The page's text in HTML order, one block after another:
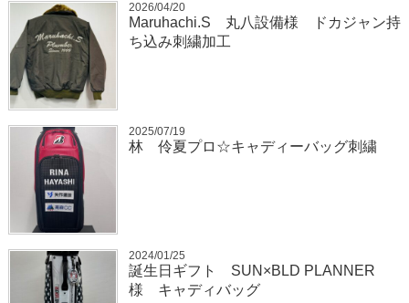
2026/04/20
Maruhachi.S 丸八設備様 ドカジャン持
ち込み刺繍加工
2025/07/19
林 伶夏プロ☆キャディーバッグ刺繍
2024/01/25
誕生日ギフト SUN×BLD PLANNER
様 キャディバッグ